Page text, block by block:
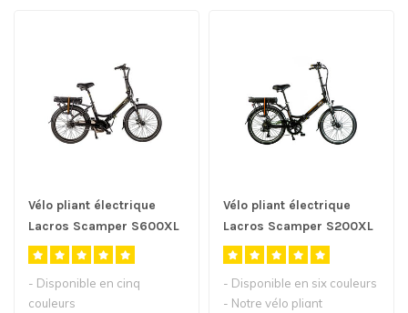
Vélo pliant électrique
Lacros Scamper S600XL
M410
- Disponible en cinq
couleurs
Vélo pliant électrique
Lacros Scamper S200XL
- Disponible en six couleurs
- Notre vélo pliant